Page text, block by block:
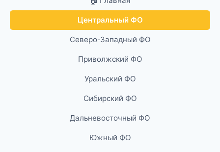
Центральный ФО
Северо-Западный ФО
Приволжский ФО
Уральский ФО
Сибирский ФО
Дальневосточный ФО
Южный ФО